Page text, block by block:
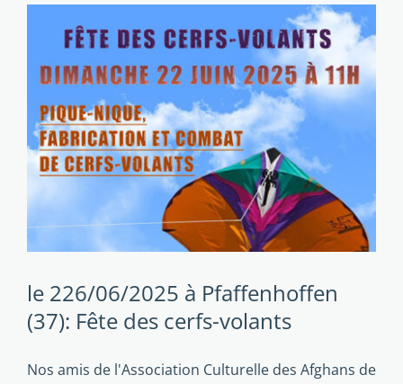
le 226/06/2025 à Pfaffenhoffen
(37): Fête des cerfs-volants
Nos amis de l'Association Culturelle des Afghans de